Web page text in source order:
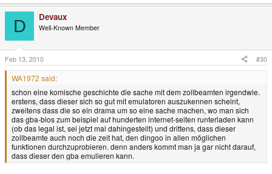
D Devaux
Well-Known Member
Feb 13, 2010 #30
WA1972 said:
schon eine komische geschichte die sache mit dem zollbeamten irgendwie.
erstens, dass dieser sich so gut mit emulatoren auszukennen scheint,
zweitens dass die so ein drama um so eine sache machen, wo man sich
das gba-bios zum beispiel auf hunderten internet-seiten runterladen kann
(ob das legal ist, sei jetzt mal dahingestellt) und drittens, dass dieser
zollbeamte auch noch die zeit hat, den dingoo in allen möglichen
funktionen durchzuprobieren. denn anders kommt man ja gar nicht darauf,
dass dieser den gba emulieren kann.